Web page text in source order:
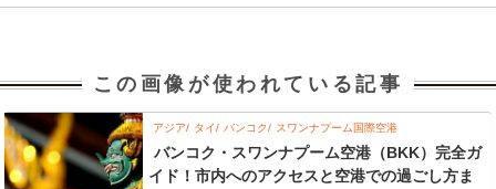
この画像が使われている記事
アジア タイ バンコク スワンナプーム国際空港
バンコク・スワンナプーム空港（BKK）完全ガ
イド！市内へのアクセスと空港での過ごし方ま